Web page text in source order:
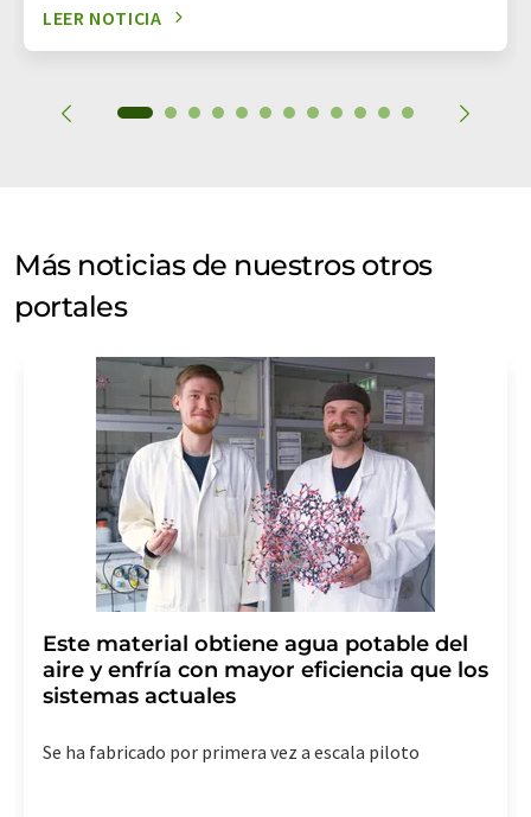
LEER NOTICIA
Más noticias de nuestros otros
portales
Este material obtiene agua potable del
aire y enfría con mayor eficiencia que los
sistemas actuales
Se ha fabricado por primera vez a escala piloto